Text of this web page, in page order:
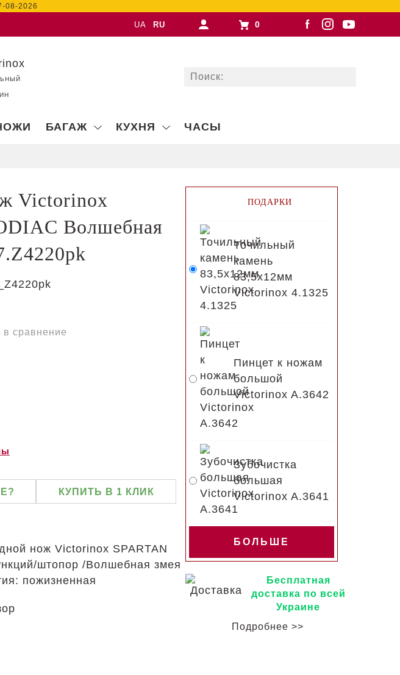
08-2026
UA RU 0
БАГАЖ КУХНЯ ЧАСЫ
Victorinox
Волшебная
в сравнение
КУПИТЬ В 1 КЛИК
нож Victorinox SPARTAN
штопор /Волшебная змея
пожизненная
ПОДАРКИ
Точильный
камень
83,5х12мм
Victorinox 4.1325
Пинцет к ножам
большой
Victorinox A.3642
Зубочистка
большая
Victorinox A.3641
БОЛЬШЕ
Бесплатная
доставка по всей
Украине
Подробнее >>